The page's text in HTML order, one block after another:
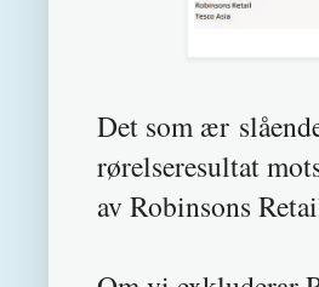
Det som ær
rørelseresultat
av Robinsons